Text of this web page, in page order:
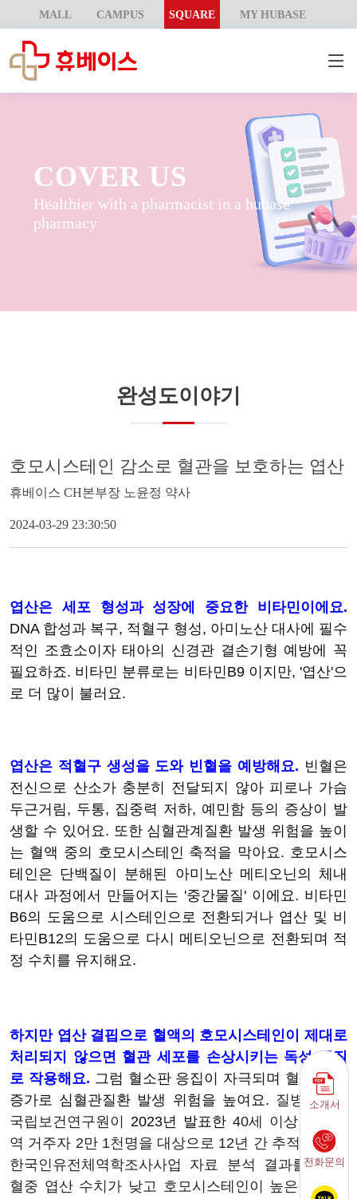
MALL CAMPUS SQUARE MY HUBASE
COVER US
Healthier with a pharmacist in a hubase
pharmacy
완성도이야기
호모시스테인 감소로 혈관을 보호하는 엽산
휴베이스 CH본부장 노윤정 약사
2024-03-29 23:30:50
엽산은 세포 형성과 성장에 중요한 비타민이에요.
DNA 합성과 복구, 적혈구 형성, 아미노산 대사에 필수
적인 조효소이자 태아의 신경관 결손기형 예방에 꼭
필요하죠. 비타민 분류로는 비타민B9 이지만, '엽산'으
로 더 많이 불러요.
엽산은 적혈구 생성을 도와 빈혈을 예방해요. 빈혈은
전신으로 산소가 충분히 전달되지 않아 피로나 가슴
두근거림, 두통, 집중력 저하, 예민함 등의 증상이 발
생할 수 있어요. 또한 심혈관계질환 발생 위험을 높이
는 혈액 중의 호모시스테인 축적을 막아요. 호모시스
테인은 단백질이 분해된 아미노산 메티오닌의 체내
대사 과정에서 만들어지는 '중간물질' 이에요. 비타민
B6의 도움으로 시스테인으로 전환되거나 엽산 및 비
타민B12의 도움으로 다시 메티오닌으로 전환되며 적
정 수치를 유지해요.
하지만 엽산 결핍으로 혈액의 호모시스테인이 제대로
처리되지 않으면 혈관 세포를 손상시키는 독성 물질
로 작용해요. 그럼 혈소판 응집이 자극되며 혈전 생성
증가로 심혈관질환 발생 위험을 높여요. 질병관리청
국립보건연구원이 2023년 발표한 40세 이상 농촌지
역 거주자 2만 1천명을 대상으로 12년 간 추적 관찰한
한국인유전체역학조사사업 자료 분석 결과를 보면,
혈중 엽산 수치가 낮고 호모시스테인이 높은 한국인
소개서
전화문의